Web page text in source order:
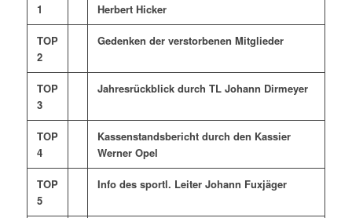
1
Herbert Hicker
TOP
2
Gedenken der verstorbenen Mitglieder
TOP
3
Jahresrückblick durch TL Johann Dirmeyer
TOP
4
Kassenstandsbericht durch den Kassier
Werner Opel
TOP
5
Info des sportl. Leiter Johann Fuxjäger